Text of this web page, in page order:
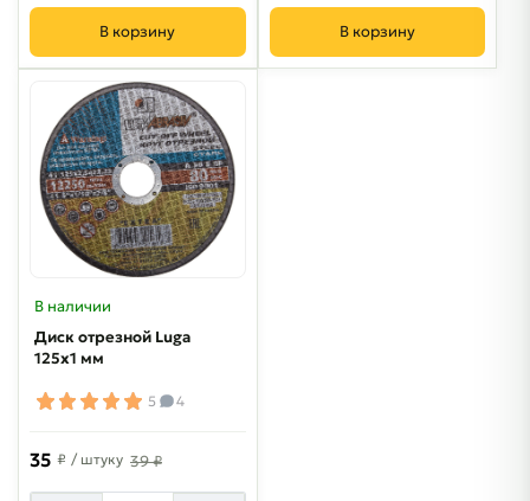
В корзину В корзину
В наличии
Диск отрезной Luga
125х1 мм
5 4
35 ₽ / штуку 39 ₽